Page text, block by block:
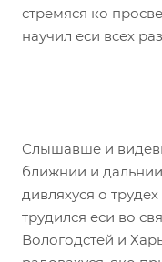
стремяся ко
научил еси всех
Слышавше и
ближнии и
дивляхуся о
трудился еси во
Вологодстей и